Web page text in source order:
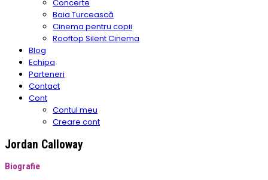
Concerte
Baia Turcească
Cinema pentru copii
Rooftop Silent Cinema
Blog
Echipa
Parteneri
Contact
Cont
Contul meu
Creare cont
Jordan Calloway
Biografie